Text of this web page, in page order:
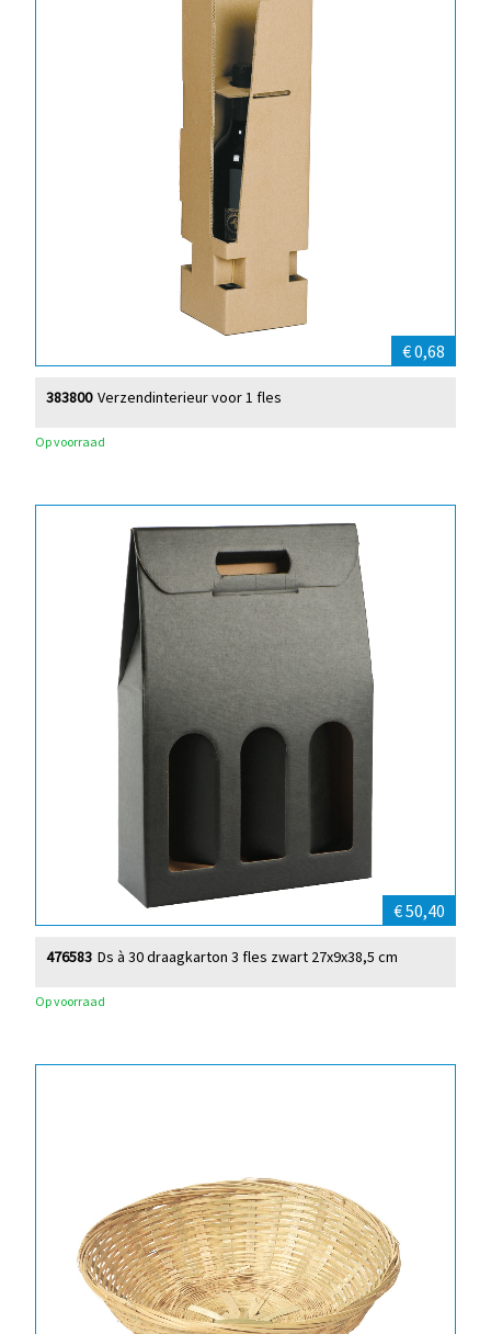
€ 0,68
Verzendinterieur voor 1 fles
383800
Op voorraad
€ 50,40
Ds à 30 draagkarton 3 fles zwart 27x9x38,5 cm
476583
Op voorraad